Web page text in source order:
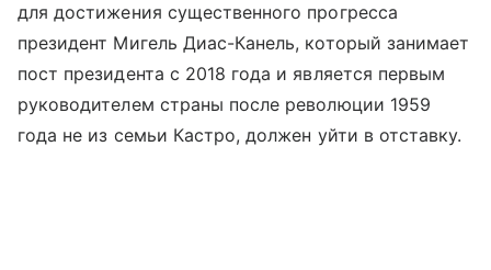
для достижения существенного прогресса
президент Мигель Диас-Канель, который занимает
пост президента с 2018 года и является первым
руководителем страны после революции 1959
года не из семьи Кастро, должен уйти в отставку.